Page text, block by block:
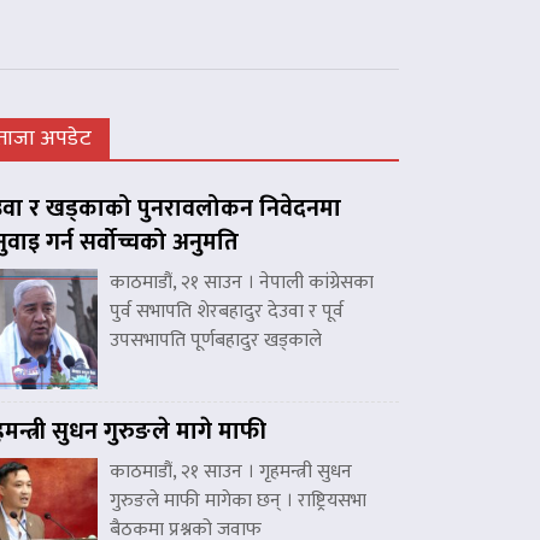
अपडेट
र खड्काको पुनरावलोकन निवेदनमा
गर्न सर्वोच्चको अनुमति
काठमाडौं, २१ साउन । नेपाली कांग्रेसका
पुर्व सभापति शेरबहादुर देउवा र पूर्व
उपसभापति पूर्णबहादुर खड्काले
सुधन गुरुङले मागे माफी
काठमाडौं, २१ साउन । गृहमन्त्री सुधन
गुरुङले माफी मागेका छन् । राष्ट्रियसभा
बैठकमा प्रश्नको जवाफ